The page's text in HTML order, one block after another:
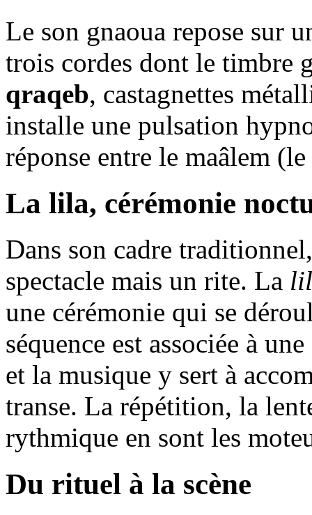
Le son gnaoua repose sur
trois cordes dont le timbre
qraqeb, castagnettes
installe une pulsation
réponse entre le maâlem
La lila, cérémonie
Dans son cadre
spectacle mais un rite. La
une cérémonie qui se
séquence est associée à
et la musique y sert à
transe. La répétition, la
rythmique en sont les
Du rituel à la scène